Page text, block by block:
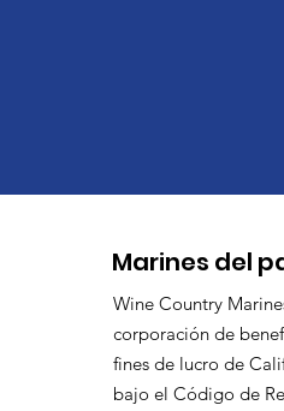
Marines del
Wine Country Marines
corporación de
fines de lucro de
bajo el Código de